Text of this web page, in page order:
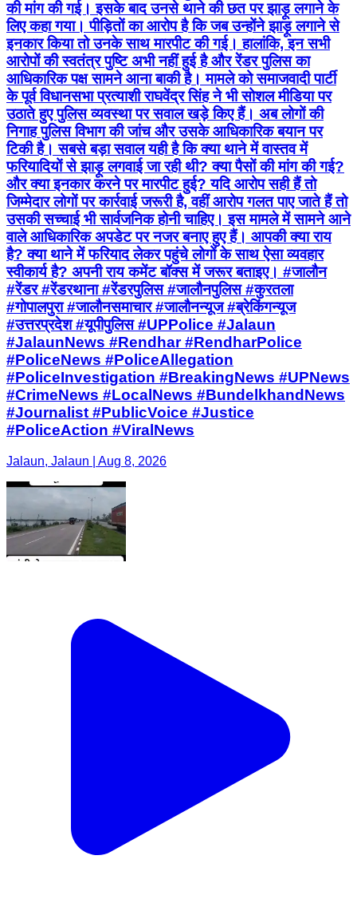
की मांग की गई। इसके बाद उनसे थाने की छत पर झाड़ू लगाने के
लिए कहा गया। पीड़ितों का आरोप है कि जब उन्होंने झाड़ू लगाने से
इनकार किया तो उनके साथ मारपीट की गई। हालांकि, इन सभी
आरोपों की स्वतंत्र पुष्टि अभी नहीं हुई है और रेंडर पुलिस का
आधिकारिक पक्ष सामने आना बाकी है। मामले को समाजवादी पार्टी
के पूर्व विधानसभा प्रत्याशी राघवेंद्र सिंह ने भी सोशल मीडिया पर
उठाते हुए पुलिस व्यवस्था पर सवाल खड़े किए हैं। अब लोगों की
निगाह पुलिस विभाग की जांच और उसके आधिकारिक बयान पर
टिकी है। सबसे बड़ा सवाल यही है कि क्या थाने में वास्तव में
फरियादियों से झाड़ू लगवाई जा रही थी? क्या पैसों की मांग की गई?
और क्या इनकार करने पर मारपीट हुई? यदि आरोप सही हैं तो
जिम्मेदार लोगों पर कार्रवाई जरूरी है, वहीं आरोप गलत पाए जाते हैं तो
उसकी सच्चाई भी सार्वजनिक होनी चाहिए। इस मामले में सामने आने
वाले आधिकारिक अपडेट पर नजर बनाए हुए हैं। आपकी क्या राय
है? क्या थाने में फरियाद लेकर पहुंचे लोगों के साथ ऐसा व्यवहार
स्वीकार्य है? अपनी राय कमेंट बॉक्स में जरूर बताइए। #जालौन
#रेंडर #रेंडरथाना #रेंडरपुलिस #जालौनपुलिस #कुरतला
#गोपालपुरा #जालौनसमाचार #जालौनन्यूज #ब्रेकिंगन्यूज
#उत्तरप्रदेश #यूपीपुलिस #UPPolice #Jalaun
#JalaunNews #Rendhar #RendharPolice
#PoliceNews #PoliceAllegation
#PoliceInvestigation #BreakingNews #UPNews
#CrimeNews #LocalNews #BundelkhandNews
#Journalist #PublicVoice #Justice
#PoliceAction #ViralNews
Jalaun, Jalaun | Aug 8, 2026